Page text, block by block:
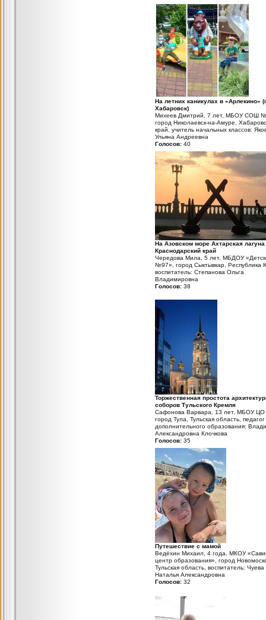
На летних каникулах в «Арлекино»
Хабаровск)
Михеев Дмитрий, 7 лет, МБОУ СОШ
город Николаевск-на-Амуре,
край, учитель начальных классов:
Ульяна Андреевна
Голосов: 40
На Азовском море Ахтарская лагуна
Краснодарский край
Чередова Мила, 5 лет, МБДОУ
№97», город Сыктывкар, Республика
воспитатель: Степанова Ольга
Владимировна
Голосов: 38
Торжественная простота
соборов Тульского Кремля
Сафонова Варвара, 13 лет, МБОУ
город Тула, Тульская область, педагог
дополнительного образования:
Александровна Клочкова
Голосов: 35
Путешествие с мамой
Ведёхин Михаил, 4 года, МКОУ
центр образования», город
Тульская область, воспитатель: Чуева
Наталья Александровна
Голосов: 32